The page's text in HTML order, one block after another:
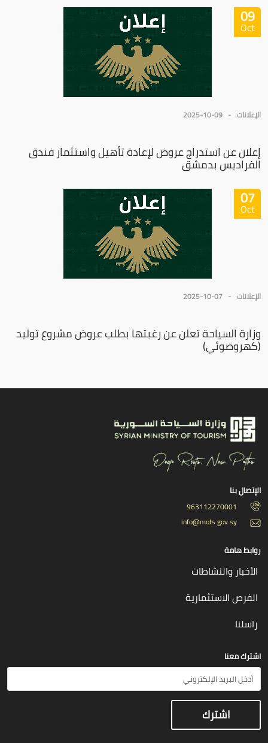
09
Oct
الإعلانات 2025-10-09
إعلان عن استدراج عروض لإعادة تأهيل واستثمار فندق
الفراديس بدمشق
07
Oct
الإعلانات 2025-10-07
وزارة السياحة تعلن عن رغبتها بطلب عروض مشروع توليد
(كهروضوئي)
الإتصال بنا
963112270001
info@mots.gov.sy
روابط هامة
الأخبار والنشاطات
الفرص الاستثمارية
راسلنا
اشترك معنا